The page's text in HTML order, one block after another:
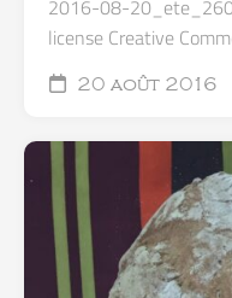
2016-08-20_ete_260
license Creative
20 août 2016